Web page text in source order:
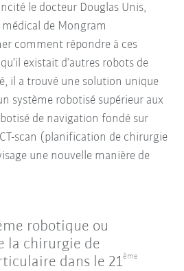
le docteur Douglas Unis,
de Mongram
comment répondre à ces
existait d’autres robots de
il a trouvé une solution unique
système robotisé supérieur aux
de navigation fondé sur
CT-scan (planification de chirurgie
une nouvelle manière de
robotique ou
la chirurgie de
dans le 21ème